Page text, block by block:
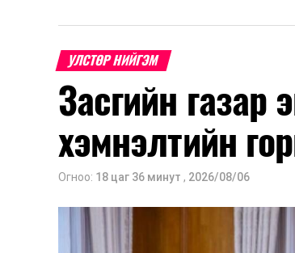
УЛСТӨР НИЙГЭМ
Засгийн газар
хэмнэлтийн
Огноо: 18 цаг 36 минут , 2026/08/06